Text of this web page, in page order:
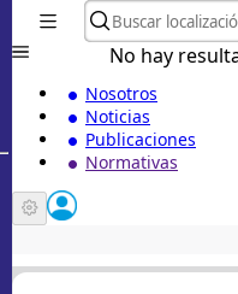
No hay
Nosotros
Noticias
Publicaciones
Normativas